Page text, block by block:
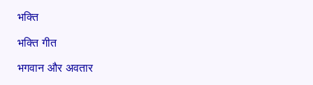
भक्ति
भक्ति गीत
भगवान और अवतार